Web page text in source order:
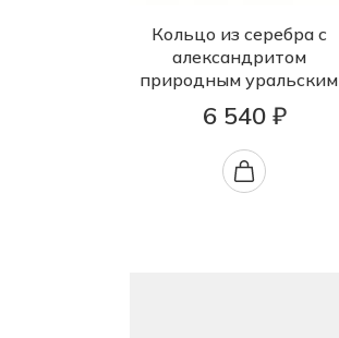
Кольцо из серебра с
александритом
природным уральским
6 540 ₽